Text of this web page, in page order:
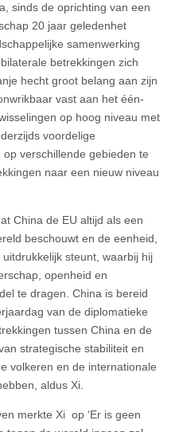
sinds de oprichting van een
20 jaar geledenhet
samenwerking
betrekkingen zich
hecht groot belang aan zijn
vast aan het één-
op hoog niveau met
voordelige
verschillende gebieden te
naar een nieuw niveau
China de EU altijd als een
beschouwt en de eenheid,
steunt, waarbij hij
openheid en
te dragen. China is bereid
van de diplomatieke
tussen China en de
strategische stabiliteit en
volkeren en de internationale
aldus Xi.
merkte Xi op ‘Er is geen